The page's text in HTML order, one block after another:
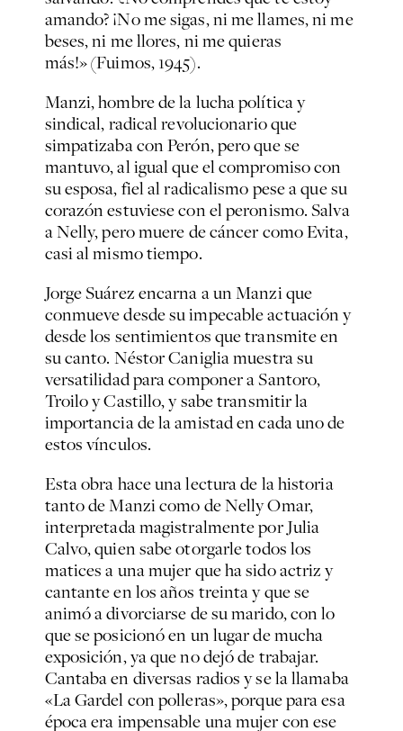
amando? ¡No me sigas, ni me llames, ni me
beses, ni me llores, ni me quieras
más!» (Fuimos,1945).
Manzi, hombre de la lucha política y
sindical, radical revolucionario que
simpatizaba con Perón, pero que se
mantuvo, al igual que el compromiso con
su esposa, fiel al radicalismo pese a que su
corazón estuviese con el peronismo. Salva
a Nelly, pero muere de cáncer como Evita,
casi al mismo tiempo.
Jorge Suárez encarna a un Manzi que
conmueve desde su impecable actuación y
desde los sentimientos que transmite en
su canto. Néstor Caniglia muestra su
versatilidad para componer a Santoro,
Troilo y Castillo, y sabe transmitir la
importancia de la amistad en cada uno de
estos vínculos.
Esta obra hace una lectura de la historia
tanto de Manzi como de Nelly Omar,
interpretada magistralmente por Julia
Calvo, quien sabe otorgarle todos los
matices a una mujer que ha sido actriz y
cantante en los años treinta y que se
animó a divorciarse de su marido, con lo
que se posicionó en un lugar de mucha
exposición, ya que no dejó de trabajar.
Cantaba en diversas radios y se la llamaba
«La Gardel con polleras», porque para esa
época era impensable una mujer con ese